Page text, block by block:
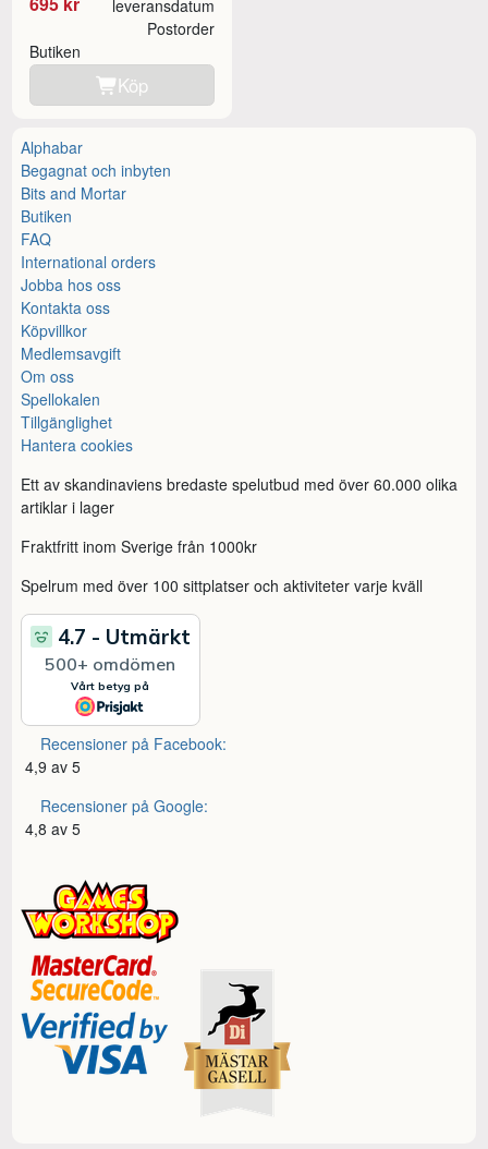
leveransdatum
Butiken
Postorder
Köp
Alphabar
Begagnat och inbyten
Bits and Mortar
Butiken
FAQ
International orders
Jobba hos oss
Kontakta oss
Köpvillkor
Medlemsavgift
Om oss
Spellokalen
Tillgänglighet
Hantera cookies
Ett av skandinaviens bredaste spelutbud med över 60.000 olika
artiklar i lager
Fraktfritt inom Sverige från 1000kr
Spelrum med över 100 sittplatser och aktiviteter varje kväll
Recensioner på Facebook:
4,9 av 5
Recensioner på Google:
4,8 av 5